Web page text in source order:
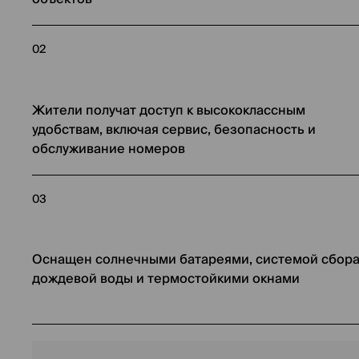
02
Жители получат доступ к высококлассным
удобствам, включая сервис, безопасность и
обслуживание номеров
03
Оснащен солнечными батареями, системой сбора
дождевой воды и термостойкими окнами